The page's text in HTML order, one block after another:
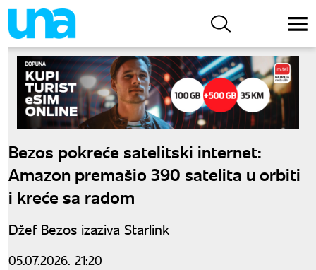
Bezos pokreće satelitski internet:
Amazon premašio 390 satelita u orbiti
i kreće sa radom
Džef Bezos izaziva Starlink
05.07.2026. 21:20